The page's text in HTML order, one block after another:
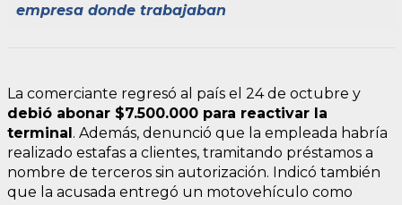
empresa donde trabajaban
La comerciante regresó al país el 24 de octubre y
debió abonar $7.500.000 para reactivar la
terminal. Además, denunció que la empleada habría
realizado estafas a clientes, tramitando préstamos a
nombre de terceros sin autorización. Indicó también
que la acusada entregó un motovehículo como